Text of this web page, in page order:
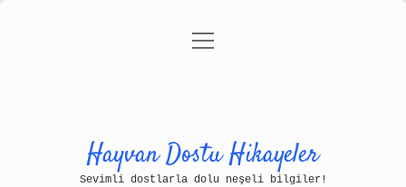
Gizlilik Politikası
menüyü
Hayvan Dostu Hikayeler
Sevimli dostlarla dolu neşeli bilgiler!